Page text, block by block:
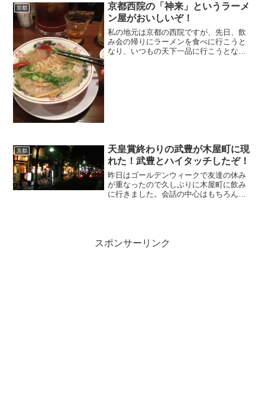
京都
京都西院の「神来」というラーメ
ン屋がおいしいぞ！
私の地元は京都の西院ですが、先日、飲
み会の帰りにラーメンを食べに行こうと
なり、いつもの天下一品に行こうとなり
京都
天皇賞終わりの武豊が木屋町に現
れた！武豊とハイタッチしたぞ！
昨日はゴールデンウィークで友達の休み
が重なったので久しぶりに木屋町に飲み
に行きました。会話の中心はもちろん、
スポンサーリンク